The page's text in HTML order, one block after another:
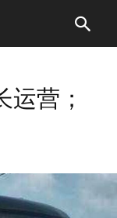
营；